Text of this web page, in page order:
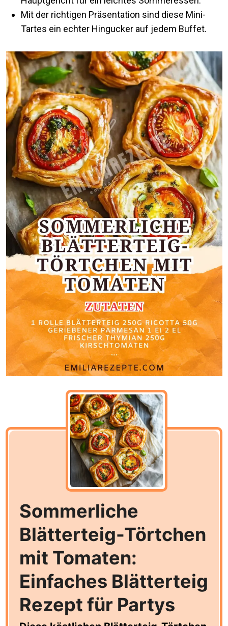
Mit der richtigen Präsentation sind diese Mini-
Tartes ein echter Hingucker auf jedem Buffet.
Sommerliche
Blätterteig-Törtchen
mit Tomaten:
Einfaches Blätterteig
Rezept für Partys